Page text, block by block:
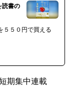
書の
５５０円で買える
期集中連載